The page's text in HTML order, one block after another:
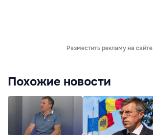
Разместить рекламу на сайте
Похожие новости